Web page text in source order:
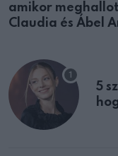
amikor
Claudia és Ábel
5